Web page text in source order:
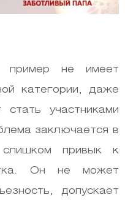
пример не имеет
категории, даже
участниками
заключается в
привык к
Он не может
допускает